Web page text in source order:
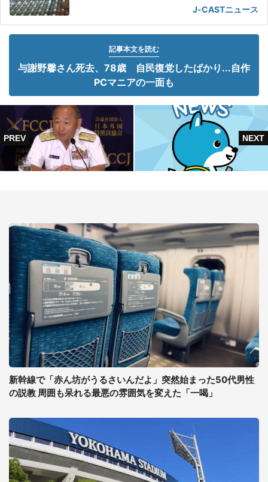
J-CASTニュース
記事本文を読む
与謝野馨さん死去、78歳 自民復党したばかり...自作
PCマニアの一面も
新幹線で「赤ん坊がうるさいんだよ」突然始まった50代男性
の説教 周囲も呆れる最悪の雰囲気を変えた「一喝」